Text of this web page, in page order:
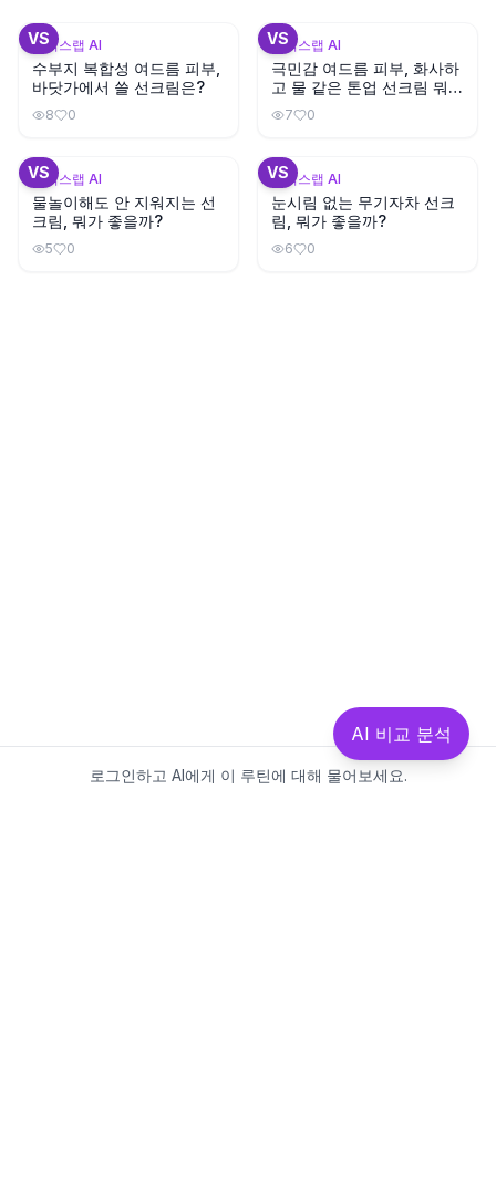
VS
뷰틱스랩 AI
수부지 복합성 여드름 피부,
바닷가에서 쓸 선크림은?
8 0
VS
뷰틱스랩 AI
극민감 여드름 피부, 화사하
고 물 같은 톤업 선크림 뭐가
좋을까?
7 0
VS
뷰틱스랩 AI
물놀이해도 안 지워지는 선
크림, 뭐가 좋을까?
5 0
VS
뷰틱스랩 AI
눈시림 없는 무기자차 선크
림, 뭐가 좋을까?
6 0
로그인하고 AI에게 이 루틴에 대해 물어보세요.
AI 비교 분석